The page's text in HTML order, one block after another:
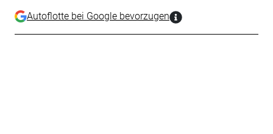
Autoflotte bei Google bevorzugen